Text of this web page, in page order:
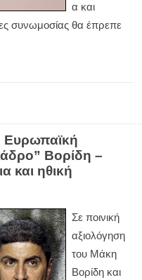
α και
συνωμοσίας θα έπρεπε
Βορίδη –
και ηθική
Σε ποινική
αξιολόγηση
του Μάκη
Βορίδη και